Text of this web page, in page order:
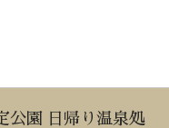
公園 日帰り温泉処